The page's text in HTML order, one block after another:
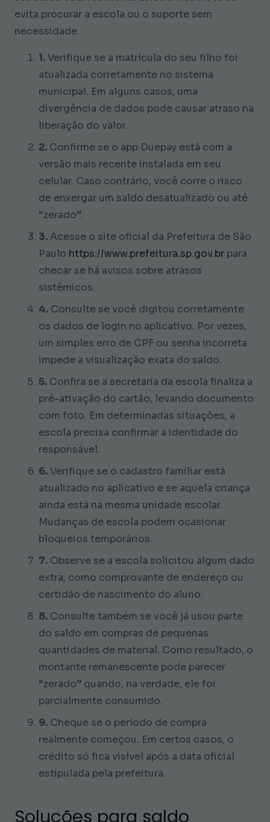
evita procurar a escola ou o suporte sem
necessidade.
1.Verifique se a matrícula do seu filho foi
atualizada corretamente no sistema
municipal. Em alguns casos, uma
divergência de dados pode causar atraso na
liberação do valor.
2. Confirme se o app Duepay está com a
versão mais recente instalada em seu
celular. Caso contrário, você corre o risco
de enxergar um saldo desatualizado ou até
“zerado”.
3. Acesse o site oficial da Prefeitura de São
Paulo https://www.prefeitura.sp.gov.br para
checar se há avisos sobre atrasos
sistêmicos.
4. Consulte se você digitou corretamente
os dados de login no aplicativo. Por vezes,
um simples erro de CPF ou senha incorreta
impede a visualização exata do saldo.
5. Confira se a secretaria da escola finaliza a
pré-ativação do cartão, levando documento
com foto. Em determinadas situações, a
escola precisa confirmar a identidade do
responsável.
6.Verifique se o cadastro familiar está
atualizado no aplicativo e se aquela criança
ainda está na mesma unidade escolar.
Mudanças de escola podem ocasionar
bloqueios temporários.
7. Observe se a escola solicitou algum dado
extra, como comprovante de endereço ou
certidão de nascimento do aluno.
8. Consulte também se você já usou parte
do saldo em compras de pequenas
quantidades de material. Como resultado, o
montante remanescente pode parecer
“zerado” quando, na verdade, ele foi
parcialmente consumido.
9. Cheque se o período de compra
realmente começou. Em certos casos, o
crédito só fica visível após a data oficial
estipulada pela prefeitura.
Soluções para saldo